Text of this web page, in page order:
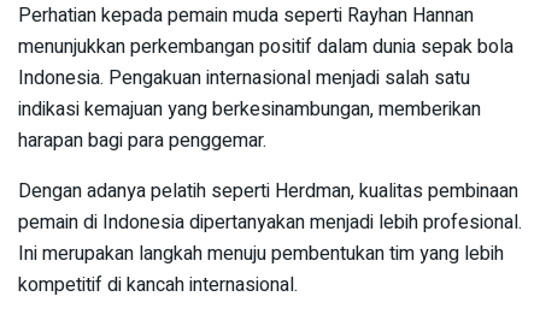
Perhatian kepada pemain muda seperti Rayhan Hannan
menunjukkan perkembangan positif dalam dunia sepak bola
Indonesia. Pengakuan internasional menjadi salah satu
indikasi kemajuan yang berkesinambungan, memberikan
harapan bagi para penggemar.
Dengan adanya pelatih seperti Herdman, kualitas pembinaan
pemain di Indonesia dipertanyakan menjadi lebih profesional.
Ini merupakan langkah menuju pembentukan tim yang lebih
kompetitif di kancah internasional.